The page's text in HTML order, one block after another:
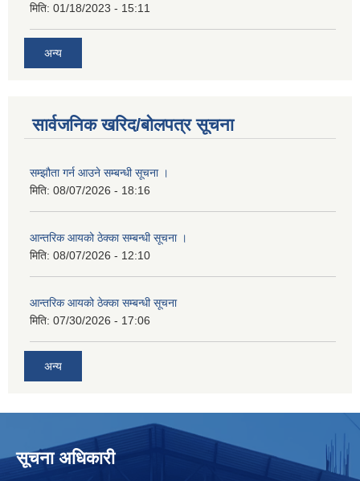
मिति: 01/18/2023 - 15:11
अन्य
सार्वजनिक खरिद/बोलपत्र सूचना
सम्झौता गर्न आउने सम्बन्धी सूचना ।
मिति: 08/07/2026 - 18:16
आन्तरिक आयको ठेक्का सम्बन्धी सूचना ।
मिति: 08/07/2026 - 12:10
आन्तरिक आयको ठेक्का सम्बन्धी सूचना
मिति: 07/30/2026 - 17:06
अन्य
सूचना अधिकारी